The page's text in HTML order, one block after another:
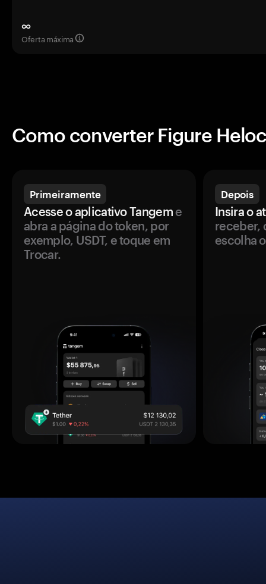
∞
Oferta máxima
Como converter Figure
Primeiramente
Acesse o aplicativo Tangeme
abra a página do token, por
exemplo, USDT, e toque em
Trocar.
Depois
Insira o
receber,
escolha